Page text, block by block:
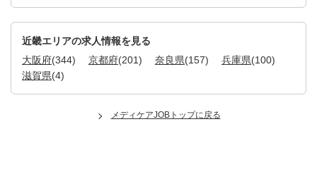
近畿エリアの求人情報を見る
大阪府(344) 京都府(201) 奈良県(157) 兵庫県(100)
滋賀県(4)
メディケアJOBトップに戻る